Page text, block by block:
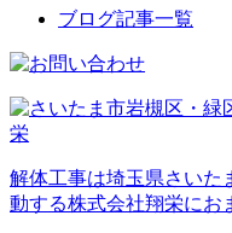
ブログ記事一覧
解体工事は埼玉県さいた
動する株式会社翔栄にお